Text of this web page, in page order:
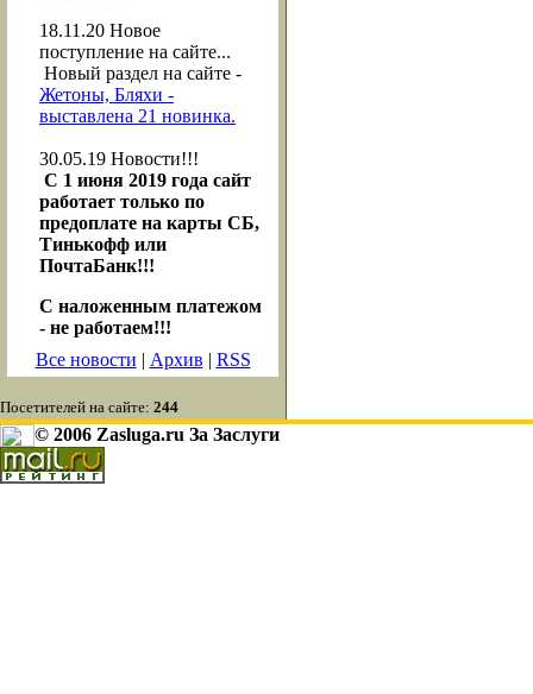
18.11.20 Новое
поступление на сайте...
Новый раздел на сайте -
Жетоны, Бляхи -
выставлена 21 новинка.
30.05.19 Новости!!!
С 1 июня 2019 года сайт
работает только по
предоплате на карты СБ,
Тинькофф или
ПочтаБанк!!!
С наложенным платежом
- не работаем!!!
Все новости | Архив | RSS
Посетителей на сайте: 244
© 2006 Zasluga.ru За Заслуги